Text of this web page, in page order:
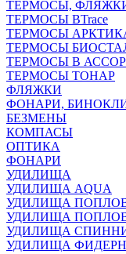
ТЕРМОСЫ,
ТЕРМОСЫ BTrace
ТЕРМОСЫ
ТЕРМОСЫ
ТЕРМОСЫ В
ТЕРМОСЫ ТОНАР
ФЛЯЖКИ
ФОНАРИ,
БЕЗМЕНЫ
КОМПАСЫ
ОПТИКА
ФОНАРИ
УДИЛИЩА
УДИЛИЩА AQUA
УДИЛИЩА
УДИЛИЩА
УДИЛИЩА
УДИЛИЩА